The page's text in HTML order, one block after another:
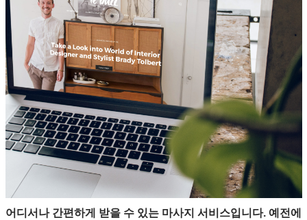
어디서나 간편하게 받을 수 있는 마사지 서비스입니다. 예전에